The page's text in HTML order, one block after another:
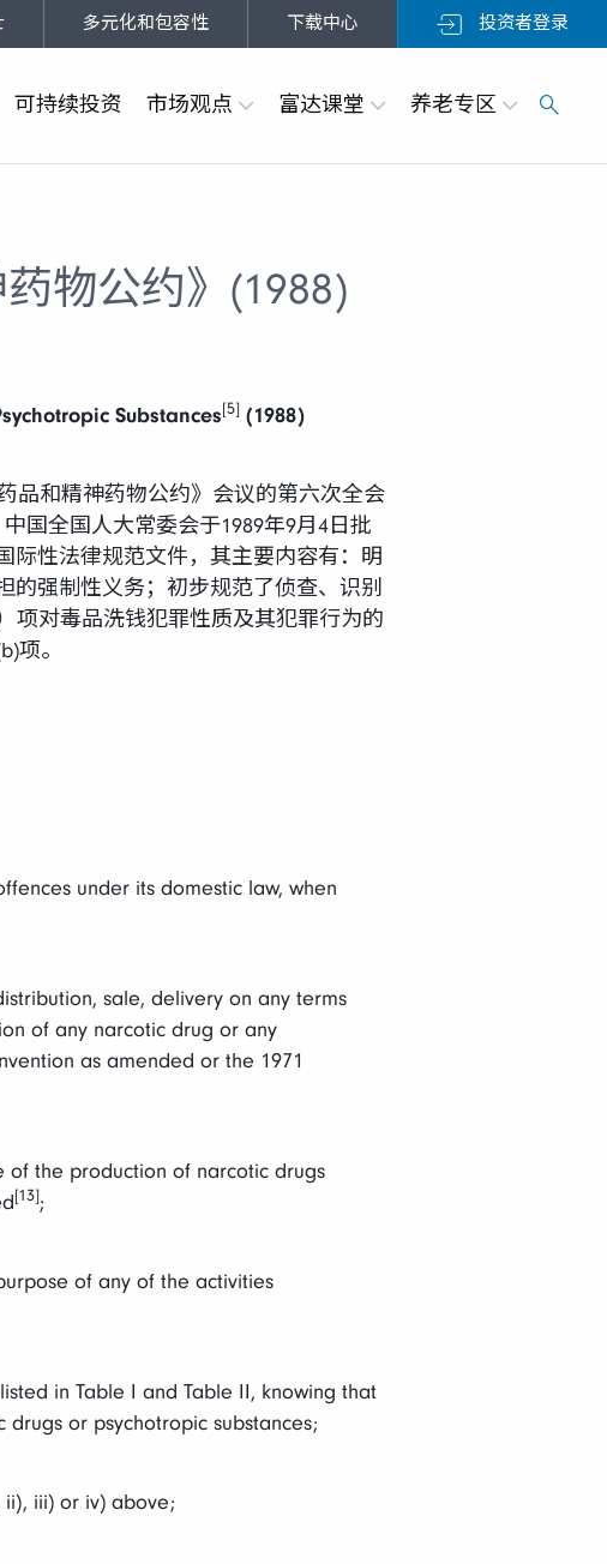
多元化和包容性 下载中心 投资者登录
可持续投资 市场观点 富达课堂 养老专区
物公约》(1988)
Substances[5](1988)
品和精神药物公约》会议的第六次全会
国全国人大常委会于1989年9月4日批
际性法律规范文件，其主要内容有：明
的强制性义务；初步规范了侦查、识别
项对毒品洗钱犯罪性质及其犯罪行为的
项。
under its domestic law, when
sale, delivery on any terms
of any narcotic drug or any
as amended or the 1971
the production of narcotic drugs
[13];
of any of the activities
in Table I and Table II, knowing that
or psychotropic substances;
iii) or iv) above;